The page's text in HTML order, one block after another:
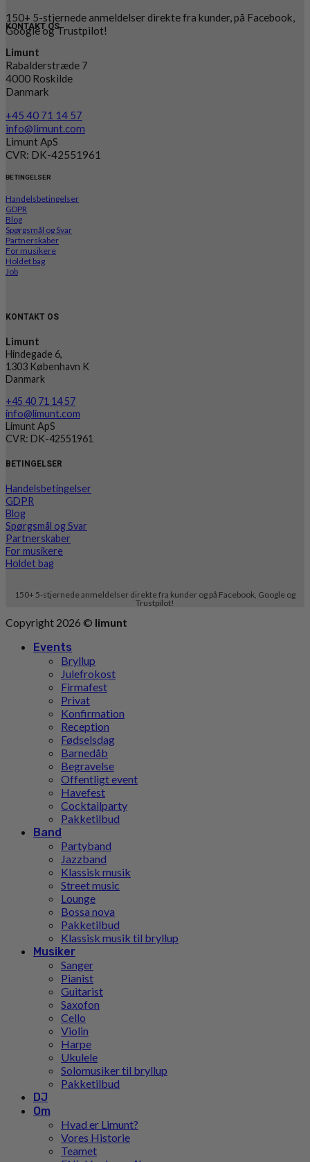
150+ 5-stjernede anmeldelser direkte fra kunder, på Facebook,
Google og Trustpilot!
KONTAKT OS
Limunt
Rabalderstræde 7
4000 Roskilde
Danmark
+45 40 71 14 57
info@limunt.com
Limunt ApS
CVR: DK-42551961
BETINGELSER
Handelsbetingelser
GDPR
Blog
Spørgsmål og Svar
Partnerskaber
For musikere
Holdet bag
Job
KONTAKT OS
Limunt
Hindegade 6,
1303 København K
Danmark
+45 40 71 14 57
info@limunt.com
Limunt ApS
CVR: DK-42551961
BETINGELSER
Handelsbetingelser
GDPR
Blog
Spørgsmål og Svar
Partnerskaber
For musikere
Holdet bag
150+ 5-stjernede anmeldelser direkte fra kunder og på Facebook, Google og
Trustpilot!
Copyright 2026 © limunt
Events
Bryllup
Julefrokost
Firmafest
Privat
Konfirmation
Reception
Fødselsdag
Barnedåb
Begravelse
Offentligt event
Havefest
Cocktailparty
Pakketilbud
Band
Partyband
Jazzband
Klassisk musik
Street music
Lounge
Bossa nova
Pakketilbud
Klassisk musik til bryllup
Musiker
Sanger
Pianist
Guitarist
Saxofon
Cello
Violin
Harpe
Ukulele
Solomusiker til bryllup
Pakketilbud
DJ
Om
Hvad er Limunt?
Vores Historie
Teamet